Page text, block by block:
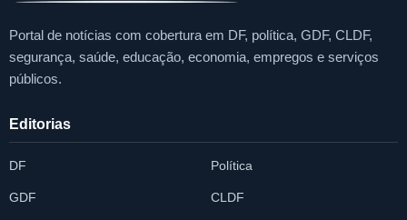
Portal de notícias com cobertura em DF, política, GDF, CLDF,
segurança, saúde, educação, economia, empregos e serviços
públicos.
Editorias
DF Política
GDF CLDF